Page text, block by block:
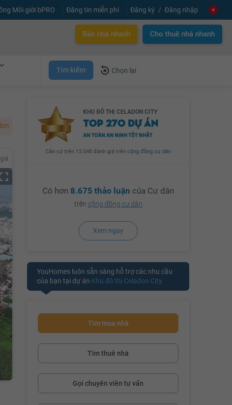
Môi giới bPRO Đăng tin miễn phí Đăng ký Đăng nhập
Bán nhà nhanh Cho thuê nhà nhanh
Tìm kiếm Chọn lại
KHU ĐÔ THỊ CELADON CITY
TOP 270 DỰ ÁN
AN TOÀN AN NINH TỐT NHẤT
Căn cứ trên 13.548 đánh giá trên cộng đồng cư dân
Có hơn 8.675 thảo luận của Cư dân
trên cộng đồng cư dân
Xem ngay
YouHomes luôn sẵn sàng hỗ trợ các nhu cầu
của bạn tại dự án Khu đô thị Celadon City
Tìm mua nhà
Tìm thuê nhà
Gọi chuyên viên tư vấn